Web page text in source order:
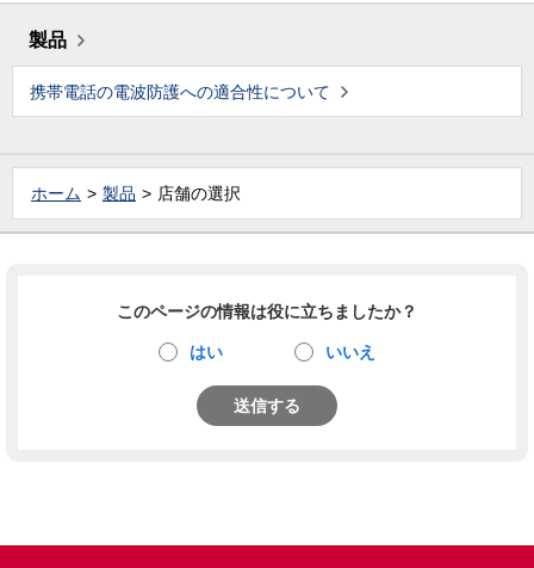
製品
携帯電話の電波防護への適合性について
ホーム 製品 店舗の選択
このページの情報は役に立ちましたか？
はい いいえ
送信する